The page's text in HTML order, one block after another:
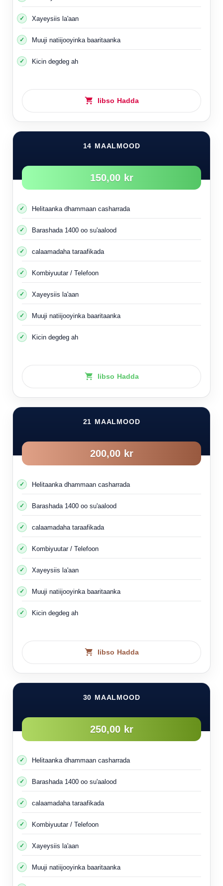
Xayeysiis la'aan
Muuji natiijooyinka baaritaanka
Kicin degdeg ah
Iibso Hadda
14 MAALMOOD
150,00 kr
Helitaanka dhammaan casharrada
Barashada 1400 oo su'aalood
calaamadaha taraafikada
Kombiyuutar / Telefoon
Xayeysiis la'aan
Muuji natiijooyinka baaritaanka
Kicin degdeg ah
Iibso Hadda
21 MAALMOOD
200,00 kr
Helitaanka dhammaan casharrada
Barashada 1400 oo su'aalood
calaamadaha taraafikada
Kombiyuutar / Telefoon
Xayeysiis la'aan
Muuji natiijooyinka baaritaanka
Kicin degdeg ah
Iibso Hadda
30 MAALMOOD
250,00 kr
Helitaanka dhammaan casharrada
Barashada 1400 oo su'aalood
calaamadaha taraafikada
Kombiyuutar / Telefoon
Xayeysiis la'aan
Muuji natiijooyinka baaritaanka